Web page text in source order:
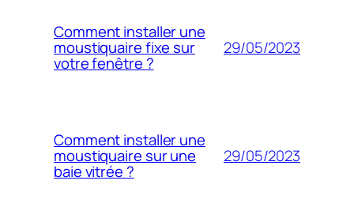
Comment installer une
moustiquaire fixe sur
votre fenêtre ?
29/05/2023
Comment installer une
moustiquaire sur une
baie vitrée ?
29/05/2023